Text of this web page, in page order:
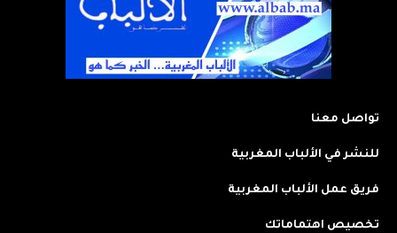
تواصل معنا
للنشر في الألباب المغربية
فريق عمل الألباب المغربية
تخصيص اهتماماتك